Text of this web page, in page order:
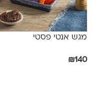
מגש אנטי פסטי
₪140